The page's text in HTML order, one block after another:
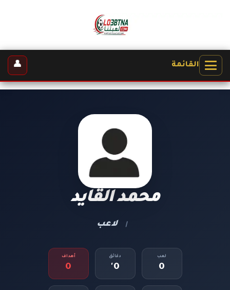
القائمة 👤
محمد القايد
| لاعب
لعب
0
دقائق
0'
أهداف
0